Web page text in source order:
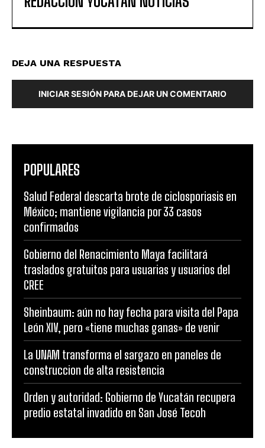
DEJA UNA RESPUESTA
INICIAR SESIÓN PARA DEJAR UN COMENTARIO
POPULARES
Salud Federal descarta brote de ciclosporiasis en
México; mantiene vigilancia por 33 casos
confirmados
Gobierno del Renacimiento Maya facilitará
traslados gratuitos para usuarias y usuarios del
CREE
Sheinbaum: aún no hay fecha para visita del Papa
León XIV, pero «tiene muchas ganas» de venir
La UNAM transforma el sargazo en paneles de
construccion de alta resistencia
Orden y autoridad: Gobierno de Yucatán recupera
predio estatal invadido en San José Tecoh